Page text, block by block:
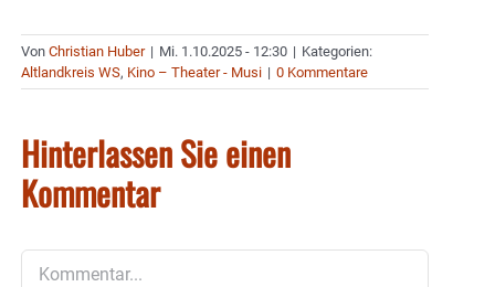
Von Christian Huber | Mi. 1.10.2025 - 12:30 | Kategorien:
Altlandkreis WS, Kino – Theater - Musi | 0 Kommentare
Hinterlassen Sie einen
Kommentar